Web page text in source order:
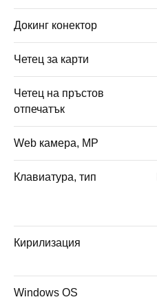
Докинг конектор
Четец за карти
Четец на пръстов
отпечатък
Web камера, MP
Клавиатура, тип
Кирилизация
Windows OS